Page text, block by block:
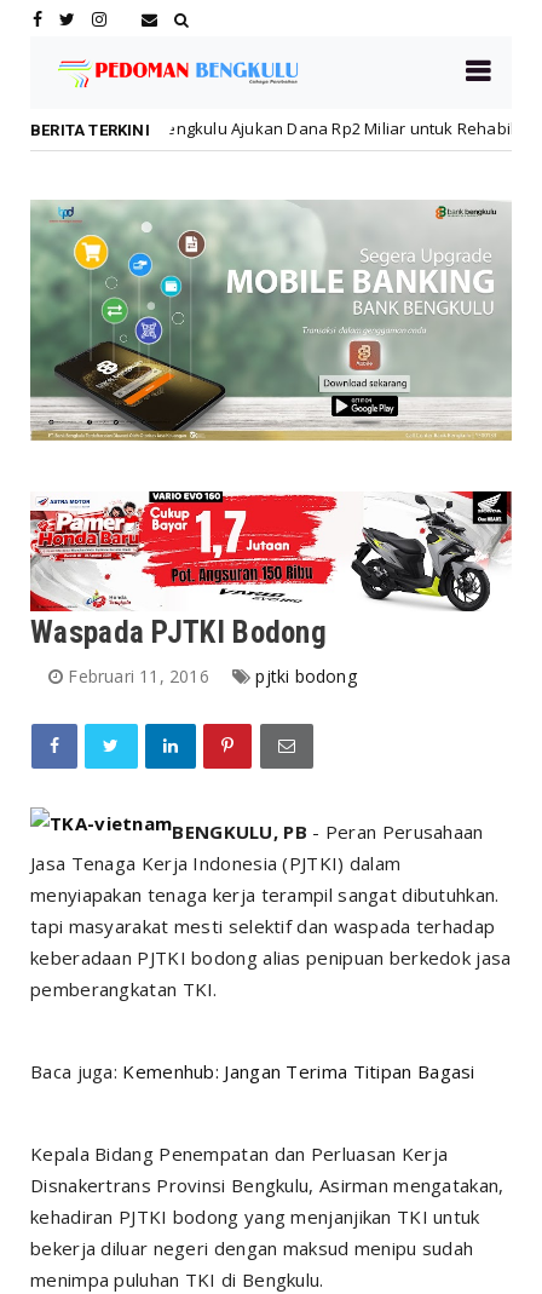
BERITA TERKINI
Ajukan Dana Rp2 Miliar untuk Rehabilitasi SMPN 19
Waspada PJTKI Bodong
Februari 11, 2016 pjtki bodong
BENGKULU, PB - Peran Perusahaan
Jasa Tenaga Kerja Indonesia (PJTKI) dalam
menyiapakan tenaga kerja terampil sangat dibutuhkan.
tapi masyarakat mesti selektif dan waspada terhadap
keberadaan PJTKI bodong alias penipuan berkedok jasa
pemberangkatan TKI.
Baca juga: Kemenhub: Jangan Terima Titipan Bagasi
Kepala Bidang Penempatan dan Perluasan Kerja
Disnakertrans Provinsi Bengkulu, Asirman mengatakan,
kehadiran PJTKI bodong yang menjanjikan TKI untuk
bekerja diluar negeri dengan maksud menipu sudah
menimpa puluhan TKI di Bengkulu.